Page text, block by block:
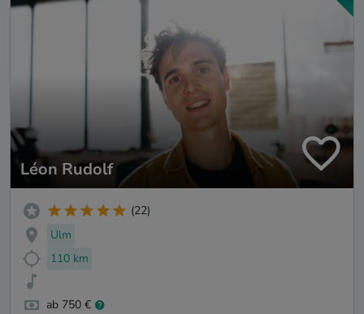
Léon Rudolf
(22)
Ulm
110 km
ab 750 €